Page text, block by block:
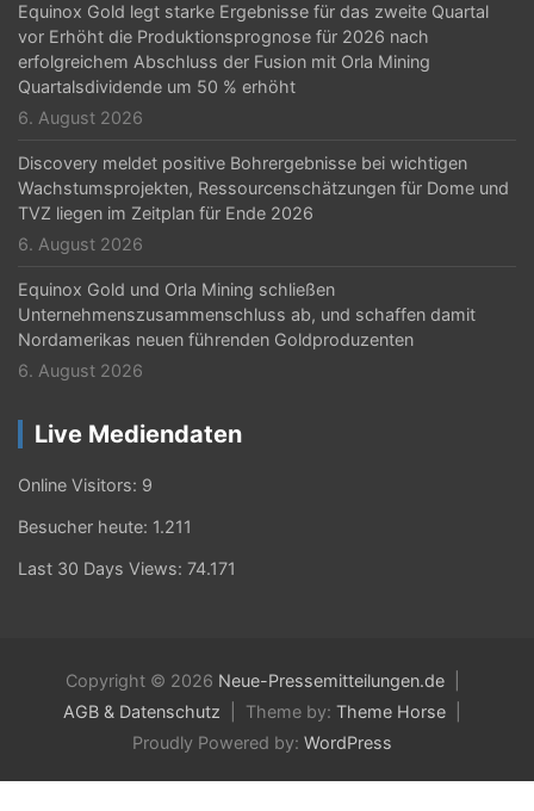
Equinox Gold legt starke Ergebnisse für das zweite Quartal
vor Erhöht die Produktionsprognose für 2026 nach
erfolgreichem Abschluss der Fusion mit Orla Mining
Quartalsdividende um 50 % erhöht
6. August 2026
Discovery meldet positive Bohrergebnisse bei wichtigen
Wachstumsprojekten, Ressourcenschätzungen für Dome und
TVZ liegen im Zeitplan für Ende 2026
6. August 2026
Equinox Gold und Orla Mining schließen
Unternehmenszusammenschluss ab, und schaffen damit
Nordamerikas neuen führenden Goldproduzenten
6. August 2026
Live Mediendaten
Online Visitors: 9
Besucher heute: 1.211
Last 30 Days Views: 74.171
Copyright © 2026 Neue-Pressemitteilungen.de
AGB & Datenschutz
Theme by: Theme Horse
Proudly Powered by: WordPress